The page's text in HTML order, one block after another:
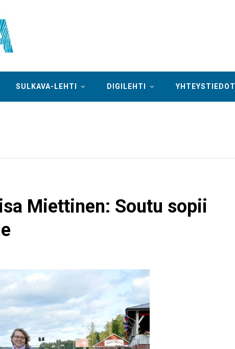
SULKAVA-LEHTI DIGILEHTI YHTEYSTIEDOT
Miettinen: Soutu sopii